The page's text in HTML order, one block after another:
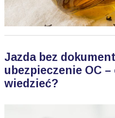
Jazda bez
ubezpieczenie OC
wiedzieć?